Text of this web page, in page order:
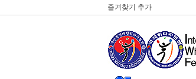
즐겨찾기 추가
Sketchbook5, 스케치북5
Sketchbook5, 스케치북5